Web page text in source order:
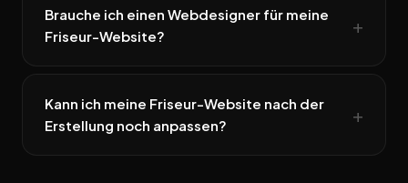
Brauche ich einen Webdesigner für meine
Friseur-Website?
Kann ich meine Friseur-Website nach der
Erstellung noch anpassen?